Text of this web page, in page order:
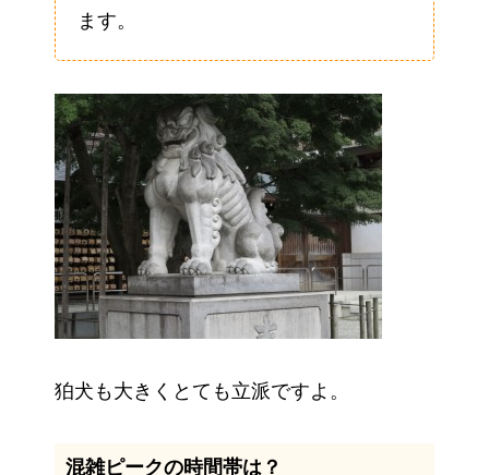
ます。
狛犬も大きくとても立派ですよ。
混雑ピークの時間帯は？